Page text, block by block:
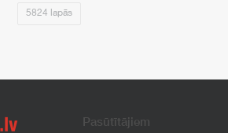
5824 lapās
Pasūtītājiem